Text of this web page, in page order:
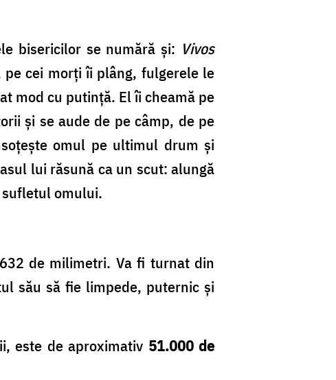
bisericilor se numără și: Vivos
pe cei morți îi plâng, fulgerele le
mod cu putință. El îi cheamă pe
și se aude de pe câmp, de pe
omul pe ultimul drum și
lui răsună ca un scut: alungă
sufletul omului.
de milimetri. Va fi turnat din
său să fie limpede, puternic și
este de aproximativ 51.000 de